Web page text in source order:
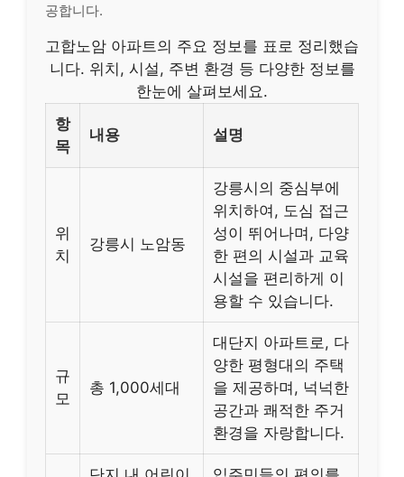
공합니다.
고합노암 아파트의 주요 정보를 표로 정리했습
니다. 위치, 시설, 주변 환경 등 다양한 정보를
한눈에 살펴보세요.
항
목
내용 설명
위
치
강릉시 노암동
강릉시의 중심부에
위치하여, 도심 접근
성이 뛰어나며, 다양
한 편의 시설과 교육
시설을 편리하게 이
용할 수 있습니다.
규
모
총 1,000세대
대단지 아파트로, 다
양한 평형대의 주택
을 제공하며, 넉넉한
공간과 쾌적한 주거
환경을 자랑합니다.